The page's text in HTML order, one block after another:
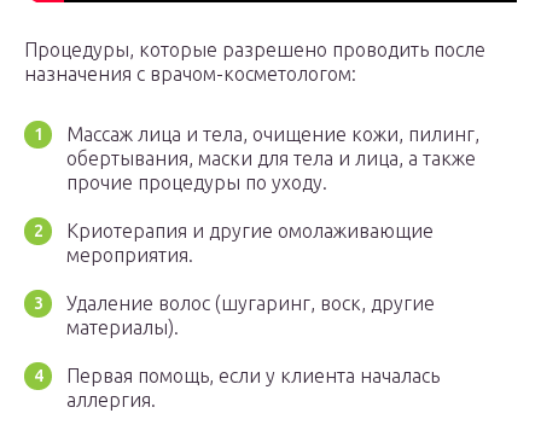
Процедуры, которые разрешено проводить после
назначения с врачом-косметологом:
Массаж лица и тела, очищение кожи, пилинг,
обертывания, маски для тела и лица, а также
прочие процедуры по уходу.
Криотерапия и другие омолаживающие
мероприятия.
Удаление волос (шугаринг, воск, другие
материалы).
Первая помощь, если у клиента началась
аллергия.